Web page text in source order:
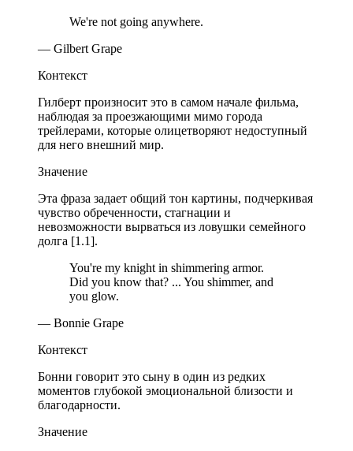
We're not going anywhere.
— Gilbert Grape
Контекст
Гилберт произносит это в самом начале фильма,
наблюдая за проезжающими мимо города
трейлерами, которые олицетворяют недоступный
для него внешний мир.
Значение
Эта фраза задает общий тон картины, подчеркивая
чувство обреченности, стагнации и
невозможности вырваться из ловушки семейного
долга [1.1].
You're my knight in shimmering armor.
Did you know that? ... You shimmer, and
you glow.
— Bonnie Grape
Контекст
Бонни говорит это сыну в один из редких
моментов глубокой эмоциональной близости и
благодарности.
Значение